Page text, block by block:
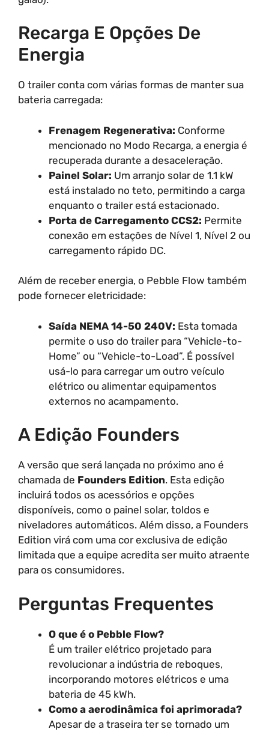
Recarga E Opções De
Energia
O trailer conta com várias formas de manter sua
bateria carregada:
Frenagem Regenerativa: Conforme
mencionado no Modo Recarga, a energia é
recuperada durante a desaceleração.
Painel Solar: Um arranjo solar de 1.1 kW
está instalado no teto, permitindo a carga
enquanto o trailer está estacionado.
Porta de Carregamento CCS2: Permite
conexão em estações de Nível 1, Nível 2 ou
carregamento rápido DC.
Além de receber energia, o Pebble Flow também
pode fornecer eletricidade:
Saída NEMA 14-50 240V: Esta tomada
permite o uso do trailer para “Vehicle-to-
Home” ou “Vehicle-to-Load”. É possível
usá-lo para carregar um outro veículo
elétrico ou alimentar equipamentos
externos no acampamento.
A Edição Founders
A versão que será lançada no próximo ano é
chamada de Founders Edition. Esta edição
incluirá todos os acessórios e opções
disponíveis, como o painel solar, toldos e
niveladores automáticos. Além disso, a Founders
Edition virá com uma cor exclusiva de edição
limitada que a equipe acredita ser muito atraente
para os consumidores.
Perguntas Frequentes
O que é o Pebble Flow?
É um trailer elétrico projetado para
revolucionar a indústria de reboques,
incorporando motores elétricos e uma
bateria de 45 kWh.
Como a aerodinâmica foi aprimorada?
Apesar de a traseira ter se tornado um